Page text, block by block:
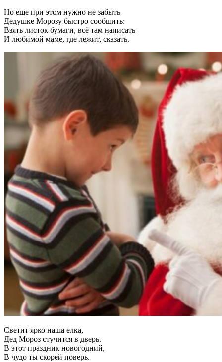
Но еще при этом нужно не забыть
Дедушке Морозу быстро сообщить:
Взять листок бумаги, всё там написать
И любимой маме, где лежит, сказать.
Светит ярко наша елка,
Дед Мороз стучится в дверь.
В этот праздник новогодний,
В чудо ты скорей поверь.